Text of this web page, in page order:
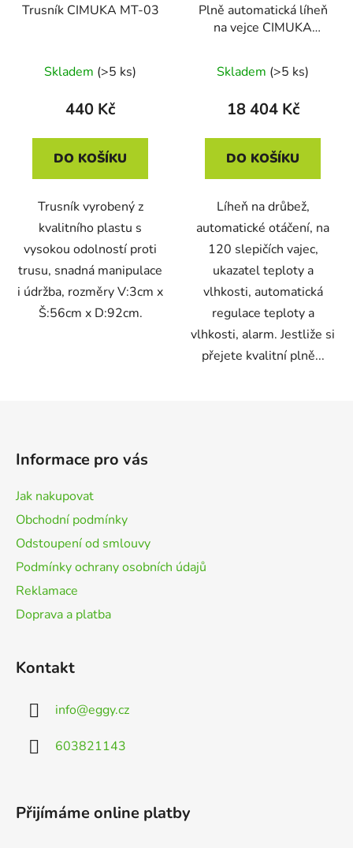
Trusník CIMUKA MT-03
Skladem (>5 ks)
440 Kč
DO KOŠÍKU
Trusník vyrobený z
kvalitního plastu s
vysokou odolností proti
trusu, snadná manipulace
i údržba, rozměry V:3cm x
Š:56cm x D:92cm.
Plně automatická líheň
na vejce CIMUKA
Skladem (>5 ks)
18 404 Kč
DO KOŠÍKU
Líheň na drůbež,
automatické otáčení, na
120 slepičích vajec,
ukazatel teploty a
vlhkosti, automatická
regulace teploty a
vlhkosti, alarm. Jestliže si
přejete kvalitní plně...
Informace pro vás
Jak nakupovat
Obchodní podmínky
Odstoupení od smlouvy
Podmínky ochrany osobních údajů
Reklamace
Doprava a platba
Kontakt
info@eggy.cz
603821143
Přijímáme online platby